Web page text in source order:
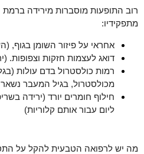
רוב התופעות מוסברות מירידה
מתפקידיו:
אחראי על פיזור השומן בגוף,
דואג לעצמות חזקות וצפופות.
רמות כולסטרול בדם עולות
מכולסטרול, בגיל המעבר
ליום עבור אותם קלוריות)
מה יש לרפואה הטבעית להקל על